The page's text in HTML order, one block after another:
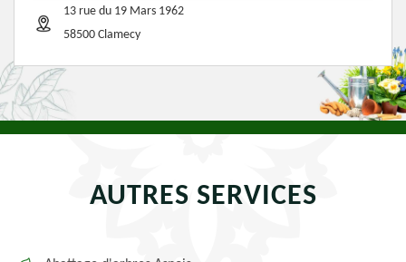
13 rue du 19 Mars 1962
58500 Clamecy
AUTRES SERVICES